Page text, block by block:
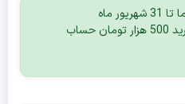
* به ازای هر 10 میلیون خرید 500 هزار تومان حساب